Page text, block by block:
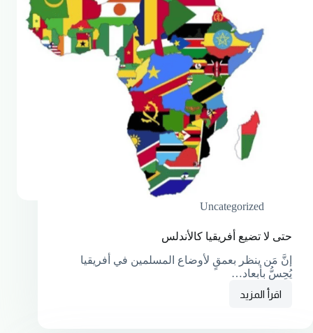
Uncategorized
حتى لا تضيع أفريقيا كالأندلس
إنَّ مَن ينظر بعمقٍ لأوضاع المسلمين في أفريقيا
يُحِسُّ بأبعاد…
اقرأ المزيد